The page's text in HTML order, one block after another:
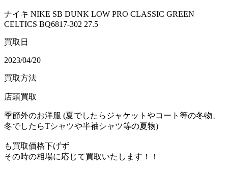
ナイキ NIKE SB DUNK LOW PRO CLASSIC GREEN
CELTICS BQ6817-302 27.5
買取日
2023/04/20
買取方法
店頭買取
季節外のお洋服 (夏でしたらジャケットやコート等の冬物、
冬でしたらTシャツや半袖シャツ等の夏物)
も買取価格下げず
その時の相場に応じて買取いたします！！